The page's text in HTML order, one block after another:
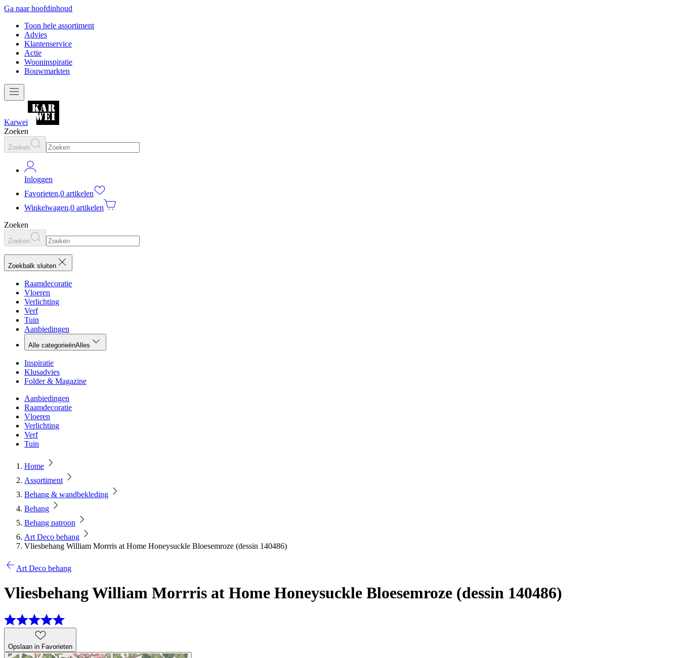
Ga naar hoofdinhoud
Toon hele assortiment
Advies
Klantenservice
Actie
Wooninspiratie
Bouwmarkten
Karwei
Zoeken
Zoeken
Inloggen
Favorieten,0 artikelen
Winkelwagen,0 artikelen
Zoeken
Zoeken
Zoekbalk sluiten
Raamdecoratie
Vloeren
Verlichting
Verf
Tuin
Aanbiedingen
Alle categorieënAlles
Inspiratie
Klusadvies
Folder & Magazine
Aanbiedingen
Raamdecoratie
Vloeren
Verlichting
Verf
Tuin
Home
Assortiment
Behang & wandbekleding
Behang
Behang patroon
Art Deco behang
Vliesbehang William Morrris at Home Honeysuckle Bloesemroze (dessin 140486)
Art Deco behang
Vliesbehang William Morrris at Home Honeysuckle Bloesemroze (dessin 140486)
Opslaan in Favorieten